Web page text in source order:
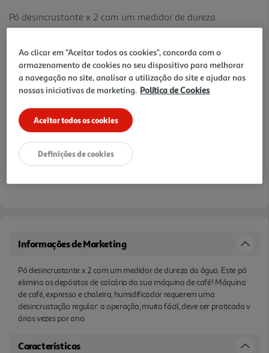
Link
para
a
página.
Pó desincrustante x 2 com um medidor de dureza
da água. Este pó elimina os depósitos de calcário
e chaleira, humidificador requerem uma
desincrustação regular: a operação, muito fácil,
deve ser praticada v árias vezes por ano.
11,99 €
Receba em casa a 11/08/2026, se encomendar até às 12h.
Recolha em loja Express*
3hRecolha Drive
*Mediante disponibilidade de slot de entrega e stock em loja.
Informações de Marketing
Pó desincrustante x 2 com um medidor de dureza da água. Este pó
elimina os depósitos de calcário da sua máquina de café! Máquina
de café, expresso e chaleira, humidificador requerem uma
desincrustação regular: a operação, muito fácil, deve ser praticada v
árias vezes por ano.
Características
Ao clicar em "Aceitar todos os cookies", concorda com o
armazenamento de cookies no seu dispositivo para melhorar
a navegação no site, analisar a utilização do site e ajudar nas
nossas iniciativas de marketing. Política de Cookies
Aceitar todos os cookies
Definições de cookies